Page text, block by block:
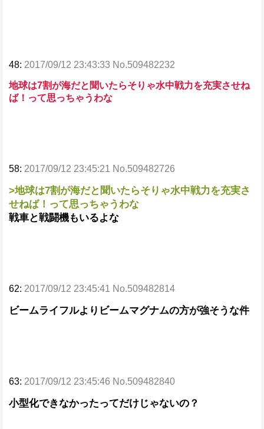
48: 2017/09/12 23:43:33 No.509482232
地球は7割が海だと聞いたらそりゃ水中戦力を充実させね
ば！って思っちゃうわな
58: 2017/09/12 23:45:21 No.509482726
>地球は7割が海だと聞いたらそりゃ水中戦力を充実さ
せねば！って思っちゃうわな
戦車と戦闘機もいるよな
62: 2017/09/12 23:45:41 No.509482814
ビームライフルよりビームマグナムの方が強そうな件
63: 2017/09/12 23:45:46 No.509482840
小型化できなかったってだけじゃないの？